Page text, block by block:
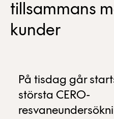
tillsammans
kunder
På tisdag går
största CERO-